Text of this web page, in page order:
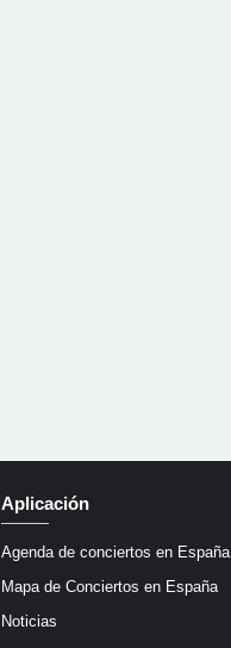
Aplicación
Agenda de conciertos en España
Mapa de Conciertos en España
Noticias